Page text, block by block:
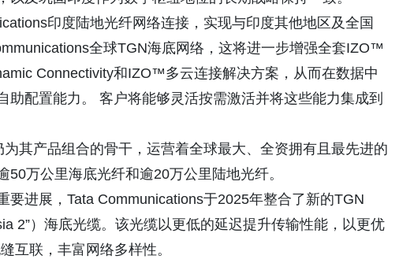
印度陆地光纤网络连接，实现与印度其他地区及全国
全球TGN海底网络，这将进一步增强全套IZO™
Connectivity和IZO™多云连接解决方案，从而在数据中
配置能力。 客户将能够灵活按需激活并将这些能力集成到
其产品组合的骨干，运营着全球最大、全资拥有且最先进的
万公里海底光纤和逾20万公里陆地光纤。
要进展，Tata Communications于2025年整合了新的TGN
2”）海底光缆。该光缆以更低的延迟提升传输性能，以更优
互联，丰富网络多样性。